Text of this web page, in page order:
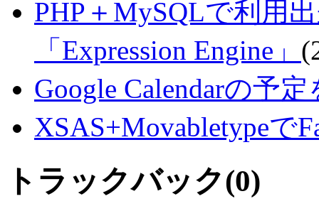
PHP＋MySQLで利用
「Expression Engine」
Google Calendarの予
XSAS+Movabletypeで
トラックバック(0)